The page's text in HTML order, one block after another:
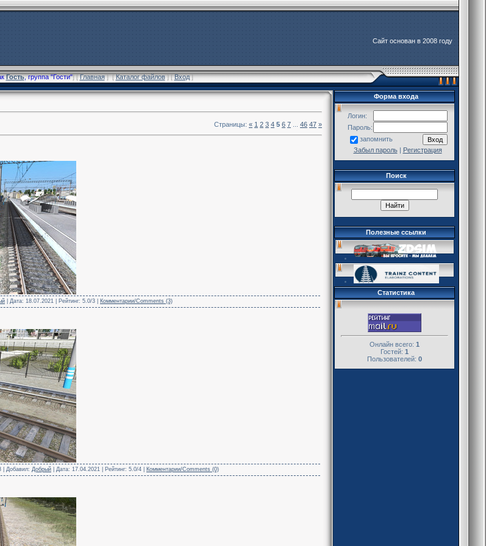
Сайт основан в 2008 году
Гость, группа "Гости"] [Главная] [Каталог файлов] [Вход]
Страницы: « 1 2 3 4 5 6 7 46 47 »
| Дата: 18.07.2021 | Рейтинг: 5.0/3 | Комментарии/Comments (3)
| Добавил: Добрый | Дата: 17.04.2021 | Рейтинг: 5.0/4 | Комментарии/Comments (0)
Форма входа
Логин:
Пароль:
запомнить
Забыл пароль| Регистрация
Поиск
Полезные ссылки
Статистика
Онлайн всего: 1
Гостей: 1
Пользователей: 0